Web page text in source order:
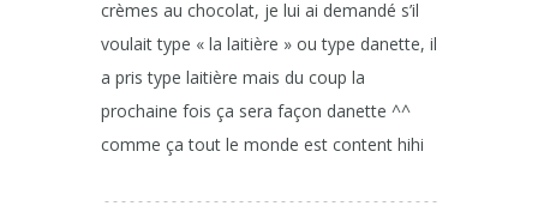
crèmes au chocolat, je lui ai demandé s’il
voulait type « la laitière » ou type danette, il
a pris type laitière mais du coup la
prochaine fois ça sera façon danette ^^
comme ça tout le monde est content hihi